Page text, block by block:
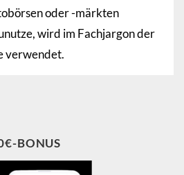
oder -märkten
wird im Fachjargon der
verwendet.
BONUS